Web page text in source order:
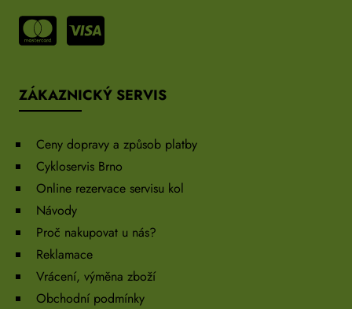
ZÁKAZNICKÝ SERVIS
Ceny dopravy a způsob platby
Cykloservis Brno
Online rezervace servisu kol
Návody
Proč nakupovat u nás?
Reklamace
Vrácení, výměna zboží
Obchodní podmínky